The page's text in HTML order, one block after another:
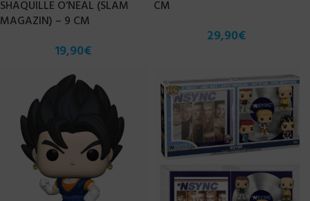
SHAQUILLE O’NEAL (SLAM
MAGAZIN) – 9 CM
19,90€
CM
29,90€